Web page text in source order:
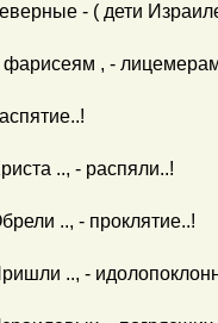
- ( дети
фарисеям , -
.., - распяли..!
.., - проклятие..!
.., -